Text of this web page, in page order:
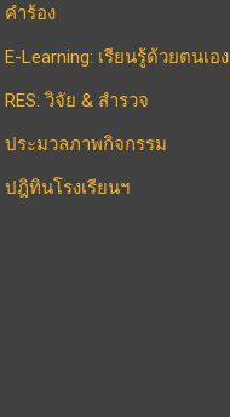
คำร้อง
E-Learning: เรียนรู้ด้วยตนเอง
RES: วิจัย & สำรวจ
ประมวลภาพกิจกรรม
ปฎิทินโรงเรียนฯ